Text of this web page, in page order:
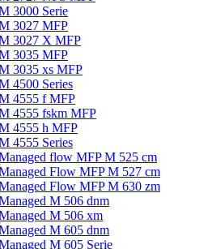
3000 Serie
3027 MFP
3027 X MFP
3035 MFP
3035 xs MFP
4500 Series
4555 f MFP
4555 fskm MFP
4555 h MFP
4555 Series
flow MFP M 525 cm
Flow MFP M 527 cm
Flow MFP M 630 zm
M 506 dnm
M 506 xm
M 605 dnm
M 605 Serie